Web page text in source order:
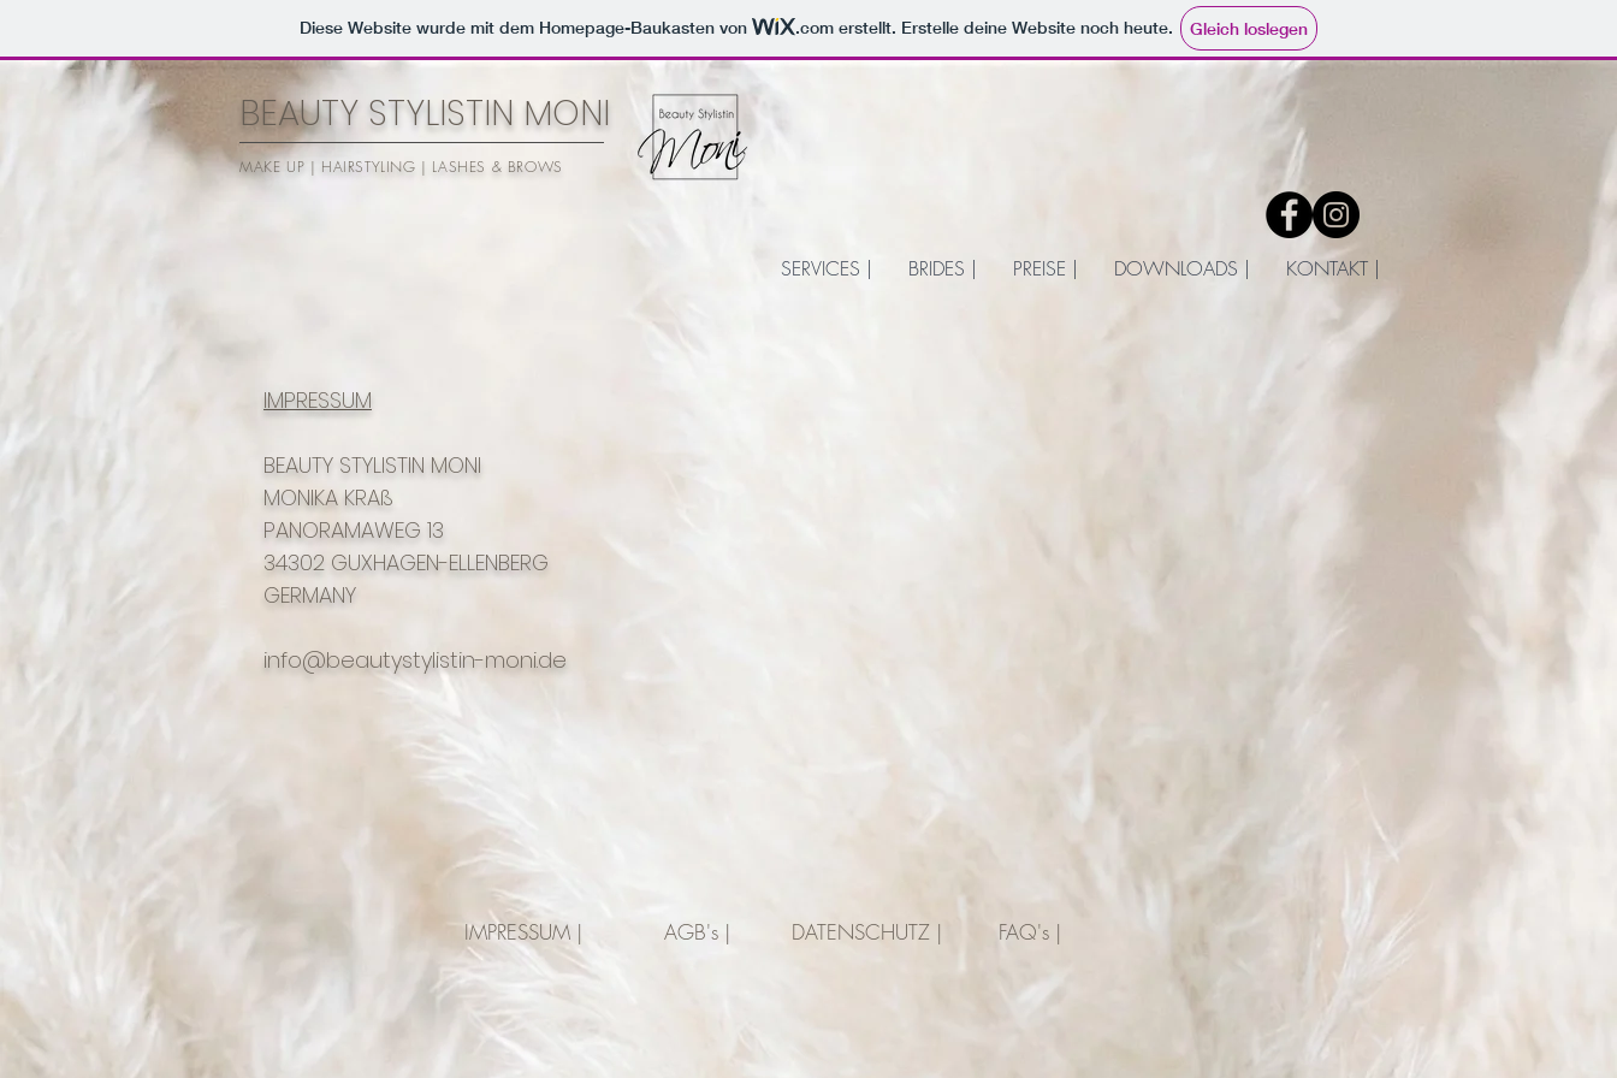
Diese Website wurde mit dem Homepage-Baukasten von .com erstellt. Erstelle deine Website noch heute. Gleich loslegen
BEAUTY STYLISTIN MONI
MAKE UP | HAIRSTYLING | LASHES & BROWS
SERVICES | BRIDES | PREISE | DOWNLOADS | KONTAKT |
IMPRESSUM
BEAUTY STYLISTIN MONI
MONIKA KRAß
PANORAMAWEG 13
34302 GUXHAGEN-ELLENBERG
GERMANY
info@beautystylistin-moni.de
IMPRESSUM | AGB's | DATENSCHUTZ | FAQ's |